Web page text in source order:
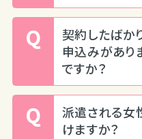
Q
契約したばか
申込みがあり
ですか？
Q
派遣される女
けますか？